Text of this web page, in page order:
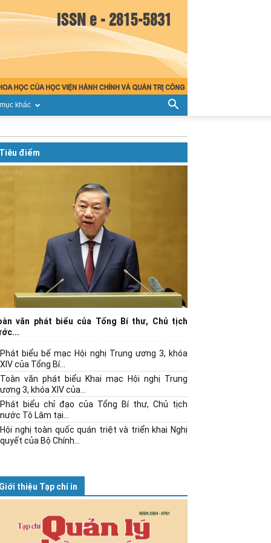
khác
Tiêu điểm
văn phát biểu của Tổng Bí thư, Chủ tịch
Phát biểu bế mạc Hội nghị Trung ương 3, khóa
XIV của Tổng Bí...
Toàn văn phát biểu Khai mạc Hội nghị Trung
ương 3, khóa XIV của...
Phát biểu chỉ đạo của Tổng Bí thư, Chủ tịch
nước Tô Lâm tại...
Hội nghị toàn quốc quán triệt và triển khai Nghị
quyết của Bộ Chính...
Giới thiệu Tạp chí in